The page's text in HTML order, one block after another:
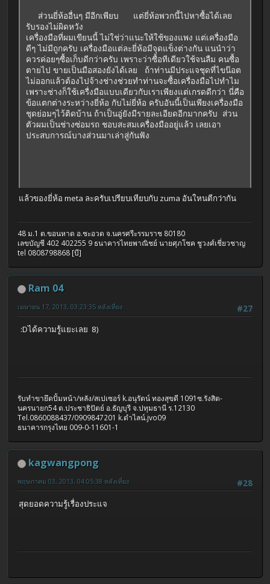
ส่วนยี่ห้ออื่นๆ มีอีกเพียบ แต่ยี่ห้อพวกนี้ไปหาซื้อได้เลย
รับรองไม่ผิดหวัง
เครื่องมือที่ผมเขียนนี้ ไม่ใช่ว่าแนะให้ใช้ของแพง แต่เครื่องมือ
ดีๆ ไม่มีถูกครับ เครื่องมือแต่ละยี่ห้อมีจุดแข็งต่างกัน แนนำว่า
ควรค่อยๆซื้อเก็บดีกว่าครับ เพราะว่าซื้อทีเดียวใช้จนลืม คนซื้อ
ตายไป ขายเป็นมือสองยังได้เลย ถ้าท่านมีประแจชุดที่ไขน๊อต
ไม่ออกแล้วต้องไปจ้างช่างช่วยทำท่านจะซื้อเครื่องมือไปทำไม
เพราะช่างก็ใช้เครื่งมือแบบเดียวกับเราเพียงแต่เกรดดีกว่า นี่คือ
ข้อแตกต่างระหว่างยี่ห้อ กับไม่ยี่ห้อ ครับอันนี้เป็นเพียงเครื่องมือ
ชุดย่อมๆไว้ติดบ้าน ถ้าเป็นอู่ยังมีรายละเอียดอีกมากครับ ส่วน
ตัวผมเป็นช่างซ่อมรถ ชอบสะสมเครื่องมืออยู่แล้ว เลยเอา
ประสบการณ์บางส่วนมาเล่าสู่กันฟัง
แล้วของยี่ห้อ meta ละครับเปรียบเทียบกับ zuma อันใหนตีกว่ากัน
48 ม.1 ต.ขอนหาด อ.ชะอวด จ.นครศรีะรรมราช 80180
เลขบัญชี 402 402255 9 ธนาคารไทยพาณิชย์ นายศุภโชค ชูวงศ์เชี่ยวชาญ
tel 0808798868 [บี]
Ram 04
#27
เมษายน 17, 2013, 03:23:35 หลังเที่ยง
:Dได้ความรู้แยะเลย 8)
รับทำขายึดปั้มหน้า/หลัง/สเปเซอร์ k.อนุรัตน์ ทองสุขดี 1091ซ.รังสิต-
นครนายก54 ต.ประชาธิปัตย์ อ.ธัญบุรี จ.ปทุมธานี ร.12130
Tel.0860088437/0909847201 k.ดำไลน์.jvo09
ธนาคารกรุงไทย 009-0-11601-1
kagwangpong
#28
พฤษภาคม 03, 2013, 04:05:38 หลังเที่ยง
สุดยอดความรู้เรื่องประแจ